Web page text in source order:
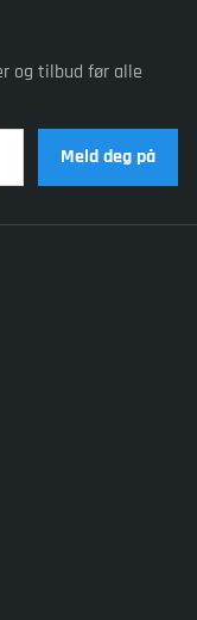
og tilbud før alle
Meld deg på